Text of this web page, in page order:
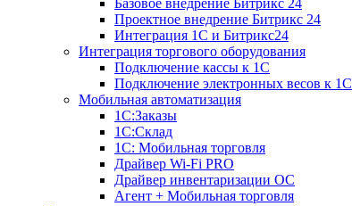
Проектное внедрение Битрикс 24
Интеграция 1С и Битрикс24
Интеграция торгового оборудования
Подключение кассы к 1С
Подключение электронных весов к 1С
Мобильная автоматизация
1С:Заказы
1С:Склад
1С: Мобильная торговля
Драйвер Wi-Fi PRO
Драйвер инвентаризации ОС
Агент + Мобильная торговля